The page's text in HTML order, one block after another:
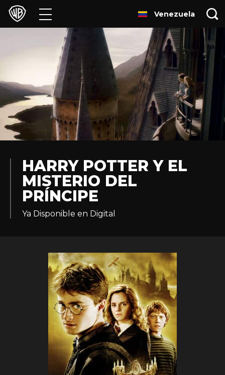
Películas
Juegos y Aplicaciones
Franquicias
Colecciones
Experiencias
HBO Max
Venezuela
HARRY POTTER Y EL
MISTERIO DEL
PRÍNCIPE
Ya Disponible en Digital